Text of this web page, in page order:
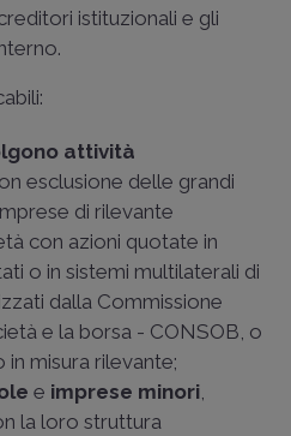
istituzionali e gli
attività
esclusione delle grandi
di rilevante
con azioni quotate in
o in sistemi multilaterali di
dalla Commissione
e la borsa - CONSOB, o
in misura rilevante;
e imprese minori,
la loro struttura